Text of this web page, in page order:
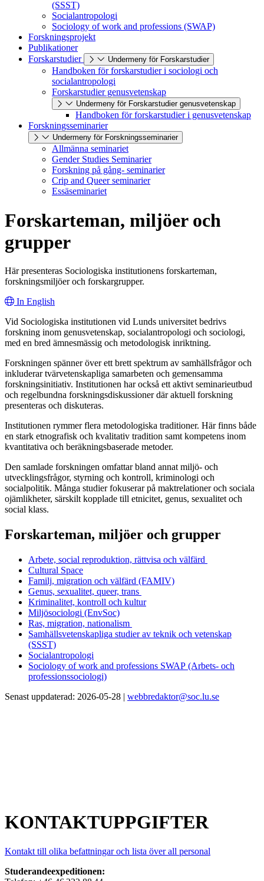
(SSST)
Socialantropologi
Sociology of work and professions (SWAP)
Forskningsprojekt
Publikationer
Forskarstudier
Undermeny för Forskarstudier
Handboken för forskarstudier i sociologi och
socialantropologi
Forskarstudier genusvetenskap
Undermeny för Forskarstudier genusvetenskap
Handboken för forskarstudier i genusvetenskap
Forskningsseminarier
Undermeny för Forskningsseminarier
Allmänna seminariet
Gender Studies Seminarier
Forskning på gång- seminarier
Crip and Queer seminarier
Essäseminariet
Forskarteman, miljöer och
grupper
Här presenteras Sociologiska institutionens forskarteman,
forskningsmiljöer och forskargrupper.
In English
Vid Sociologiska institutionen vid Lunds universitet bedrivs
forskning inom genusvetenskap, socialantropologi och sociologi,
med en bred ämnesmässig och metodologisk inriktning.
Forskningen spänner över ett brett spektrum av samhällsfrågor och
inkluderar tvärvetenskapliga samarbeten och gemensamma
forskningsinitiativ. Institutionen har också ett aktivt seminarieutbud
och regelbundna forskningsdiskussioner där aktuell forskning
presenteras och diskuteras.
Institutionen rymmer flera metodologiska traditioner. Här finns både
en stark etnografisk och kvalitativ tradition samt kompetens inom
kvantitativa och beräkningsbaserade metoder.
Den samlade forskningen omfattar bland annat miljö- och
utvecklingsfrågor, styrning och kontroll, kriminologi och
socialpolitik. Många studier fokuserar på maktrelationer och sociala
ojämlikheter, särskilt kopplade till etnicitet, genus, sexualitet och
social klass.
Forskarteman, miljöer och grupper
Arbete, social reproduktion, rättvisa och välfärd
Cultural Space
Familj, migration och välfärd (FAMIV)
Genus, sexualitet, queer, trans
Kriminalitet, kontroll och kultur
Miljösociologi (EnvSoc)
Ras, migration, nationalism
Samhällsvetenskapliga studier av teknik och vetenskap
(SSST)
Socialantropologi
Sociology of work and professions SWAP (Arbets- och
professionssociologi)
Senast uppdaterad: 2026-05-28 | webbredaktor@soc.lu.se
KONTAKTUPPGIFTER
Kontakt till olika befattningar och lista över all personal
Studerandeexpeditionen: